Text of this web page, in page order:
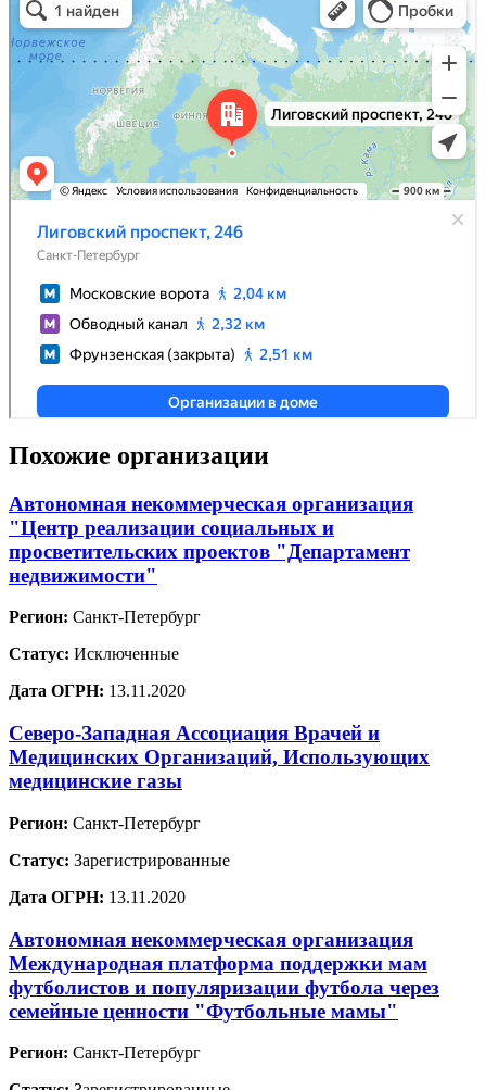
Похожие организации
Автономная некоммерческая организация
"Центр реализации социальных и
просветительских проектов "Департамент
недвижимости"
Регион: Санкт-Петербург
Статус: Исключенные
Дата ОГРН: 13.11.2020
Северо-Западная Ассоциация Врачей и
Медицинских Организаций, Использующих
медицинские газы
Регион: Санкт-Петербург
Статус: Зарегистрированные
Дата ОГРН: 13.11.2020
Автономная некоммерческая организация
Международная платформа поддержки мам
футболистов и популяризации футбола через
семейные ценности "Футбольные мамы"
Регион: Санкт-Петербург